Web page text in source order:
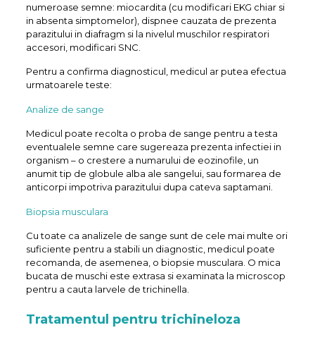
numeroase semne: miocardita (cu modificari EKG chiar si
in absenta simptomelor), dispnee cauzata de prezenta
parazitului in diafragm si la nivelul muschilor respiratori
accesori, modificari SNC.
Pentru a confirma diagnosticul, medicul ar putea efectua
urmatoarele teste:
Analize de sange
Medicul poate recolta o proba de sange pentru a testa
eventualele semne care sugereaza prezenta infectiei in
organism – o crestere a numarului de eozinofile, un
anumit tip de globule alba ale sangelui, sau formarea de
anticorpi impotriva parazitului dupa cateva saptamani.
Biopsia musculara
Cu toate ca analizele de sange sunt de cele mai multe ori
suficiente pentru a stabili un diagnostic, medicul poate
recomanda, de asemenea, o biopsie musculara. O mica
bucata de muschi este extrasa si examinata la microscop
pentru a cauta larvele de trichinella.
Tratamentul pentru trichineloza